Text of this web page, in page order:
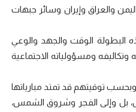
والعراق وإيران وسائر جبهات
البطولة الوقت والجهد والوعي
وتكاليفه ومسؤولياته الاجتماعية
وبحسب توقيتهم قد تمتد مبارياتها
بل وإلى الفجر وشروق الشمس،